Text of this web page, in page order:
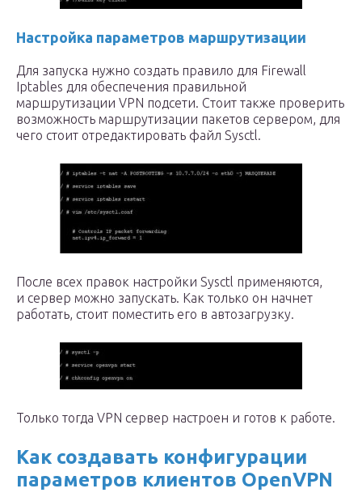
Настройка параметров маршрутизации
Для запуска нужно создать правило для Firewall
Iptables для обеспечения правильной
маршрутизации VPN подсети. Стоит также проверить
возможность маршрутизации пакетов сервером, для
чего стоит отредактировать файл Sysctl.
После всех правок настройки Sysctl применяются,
и сервер можно запускать. Как только он начнет
работать, стоит поместить его в автозагрузку.
Только тогда VPN сервер настроен и готов к работе.
Как создавать конфигурации
параметров клиентов OpenVPN